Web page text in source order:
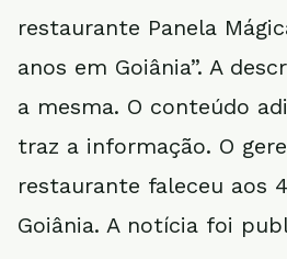
restaurante Panela
anos em Goiânia”. A
a mesma. O conteúdo
traz a informação. O
restaurante faleceu aos
Goiânia. A notícia foi